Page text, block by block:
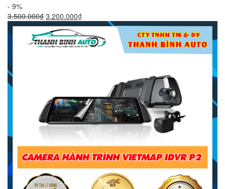
- 9%
3.500.000₫ Giá
gốc
là:
3.500.000₫.
3.200.000₫Giá
hiện
tại
là: